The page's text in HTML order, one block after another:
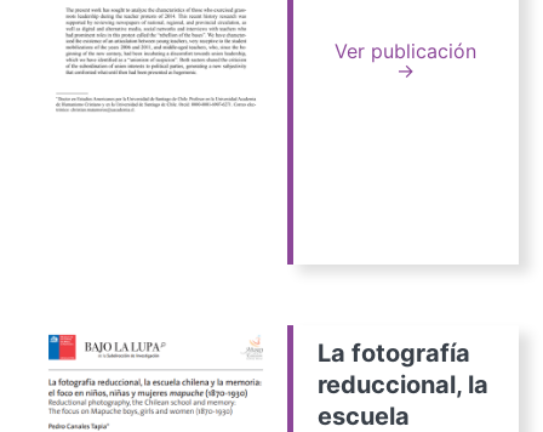
Ver publicación
→
La fotografía
reduccional, la
escuela